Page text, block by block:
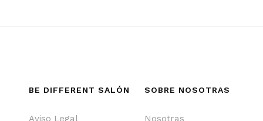
BE DIFFERENT SALÓN
Aviso Legal
SOBRE NOSOTRAS
Nosotras